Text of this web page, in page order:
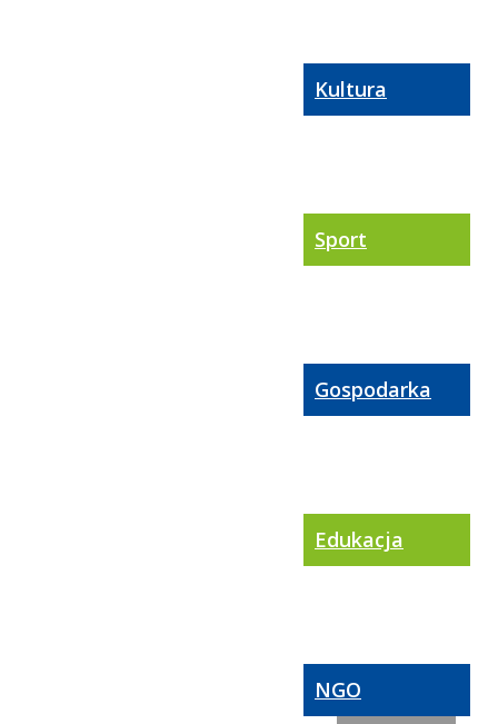
Kultura
Sport
Gospodarka
Edukacja
NGO